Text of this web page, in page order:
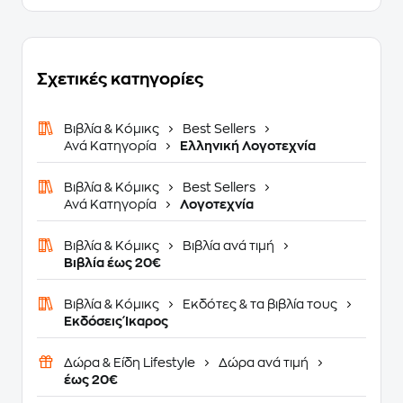
Σχετικές κατηγορίες
Βιβλία & Κόμικς
Best Sellers
Ανά Κατηγορία
Ελληνική Λογοτεχνία
Βιβλία & Κόμικς
Best Sellers
Ανά Κατηγορία
Λογοτεχνία
Βιβλία & Κόμικς
Βιβλία ανά τιμή
Βιβλία έως 20€
Βιβλία & Κόμικς
Εκδότες & τα βιβλία τους
Εκδόσεις Ίκαρος
Δώρα & Είδη Lifestyle
Δώρα ανά τιμή
έως 20€